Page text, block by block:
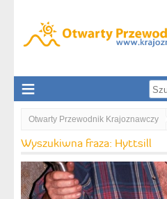
Otwarty Przewodnik Krajoznawczy
Wyszukiwna fraza: Hyttsill